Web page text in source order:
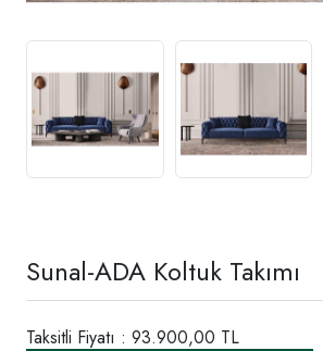
Sunal-ADA Koltuk Takımı
Taksitli Fiyatı : 93.900,00 TL